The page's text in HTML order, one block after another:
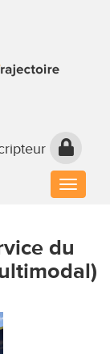
Toggle
du